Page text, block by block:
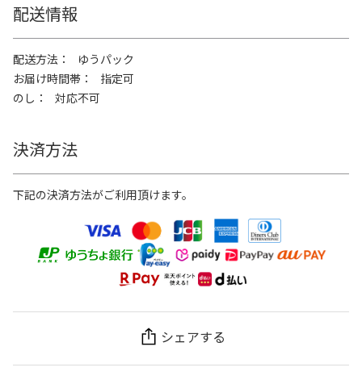
配送情報
配送方法
ゆうパック
お届け時間帯
指定可
のし
対応不可
決済方法
下記の決済方法がご利用頂けます。
シェアする